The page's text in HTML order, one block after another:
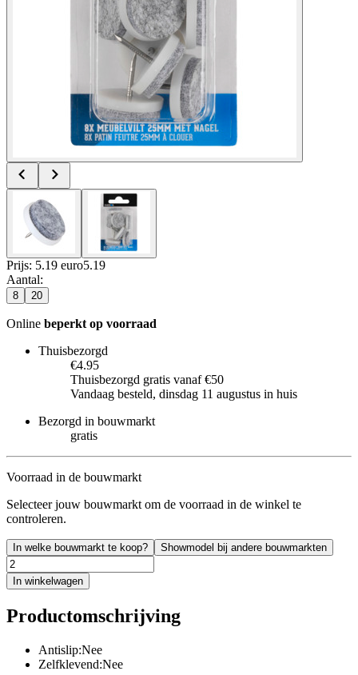
Prijs: 5.19 euro5.19
Aantal:
8 20
Online beperkt op voorraad
Thuisbezorgd
€4.95
Thuisbezorgd gratis vanaf €50
Vandaag besteld, dinsdag 11 augustus in huis
Bezorgd in bouwmarkt
gratis
Voorraad in de bouwmarkt
Selecteer jouw bouwmarkt om de voorraad in de winkel te
controleren.
In welke bouwmarkt te koop? Showmodel bij andere bouwmarkten
In winkelwagen
Productomschrijving
Antislip:Nee
Zelfklevend:Nee